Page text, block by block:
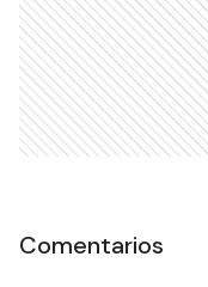
Comentarios